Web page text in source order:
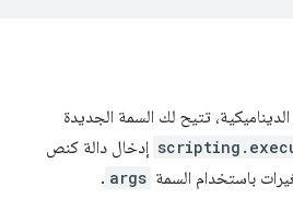
تتيح لك السمة الجديدة
إدخال دالة كنص
باستخدام السمة args
.